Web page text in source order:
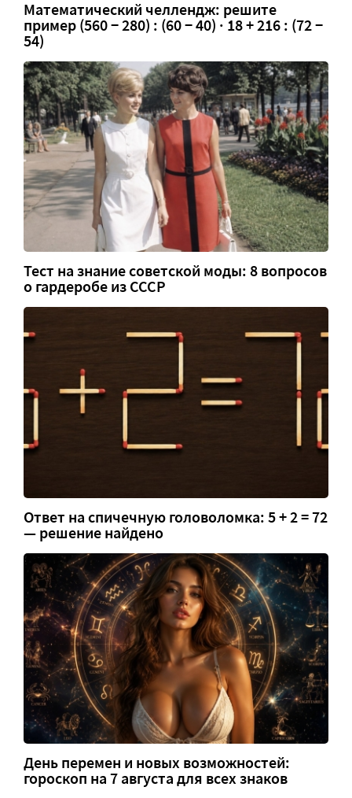
Математический челлендж: решите
пример (560 − 280) : (60 − 40) · 18 + 216 : (72 −
54)
Тест на знание советской моды: 8 вопросов
о гардеробе из СССР
Ответ на спичечную головоломка: 5 + 2 = 72
— решение найдено
День перемен и новых возможностей:
гороскоп на 7 августа для всех знаков